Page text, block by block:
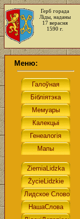
Герб горада
Ліды, наданы
17 верасня
1590 г.
Меню: